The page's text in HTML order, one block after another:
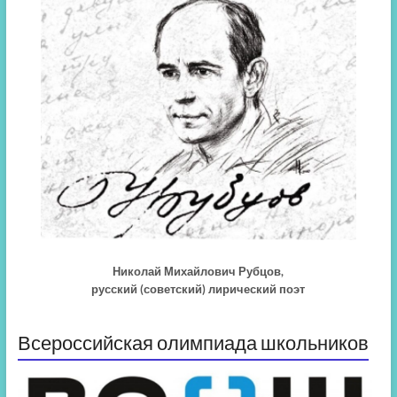
Николай Михайлович Рубцов,
русский (советский) лирический поэт
Всероссийская олимпиада школьников